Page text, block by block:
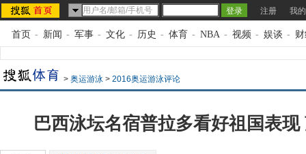
注册 我
首页 - 新闻 - 军事 - 文化 - 历史 - 体育 - NBA - 视频 - 娱谈 -
> 奥运游泳 > 2016奥运游泳评论
巴西泳坛名宿普拉多看好祖国表